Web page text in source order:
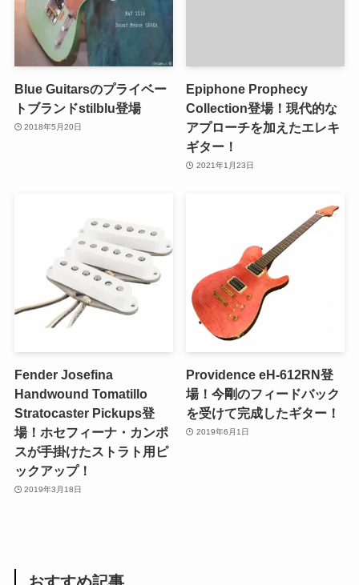
Blue Guitarsのプライベー
トブランドstilblu登場
2018年5月20日
Epiphone Prophecy
Collection登場！現代的な
アプローチを加えたエレキ
ギター！
2021年1月23日
Fender Josefina
Handwound Tomatillo
Stratocaster Pickups登
場！ホセフィーナ・カンポ
スが手掛けたストラト用ピ
ックアップ！
2019年3月18日
Providence eH-612RN登
場！今剛のフィードバック
を受けて完成したギター！
2019年6月1日